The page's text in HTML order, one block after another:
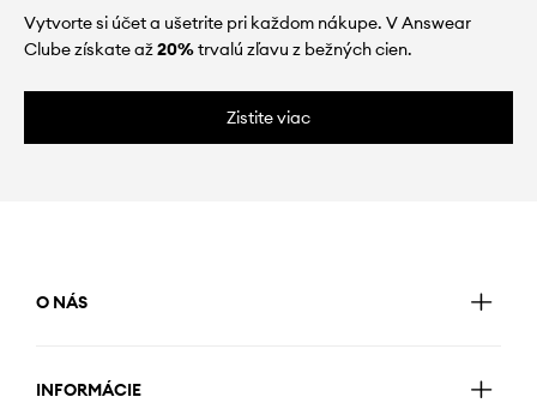
Vytvorte si účet a ušetrite pri každom nákupe. V Answear
Clube získate až20%trvalú zľavu z bežných cien.
Zistite viac
O NÁS
INFORMÁCIE